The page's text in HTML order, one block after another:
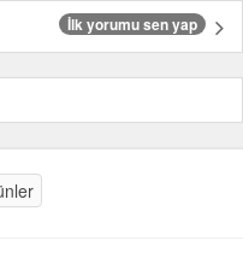
İlk yorumu sen yap